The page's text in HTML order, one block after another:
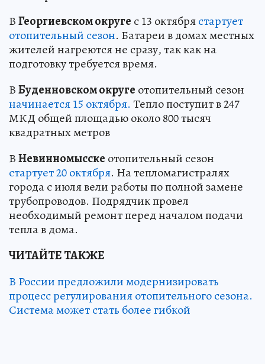
ВГеоргиевском округе с 13 октябрястартует
отопительный сезон. Батареи в домах местных
жителей нагреются не сразу, так как на
подготовку требуется время.
ВБуденновском округе отопительный сезон
начинается 15 октября. Тепло поступит в 247
МКД общей площадью около 800 тысяч
квадратных метров
ВНевинномысске отопительный сезон
стартует 20 октября. На тепломагистралях
города с июля вели работы по полной замене
трубопроводов. Подрядчик провел
необходимый ремонт перед началом подачи
тепла в дома.
ЧИТАЙТЕ ТАКЖЕ
В России предложили модернизировать
процесс регулирования отопительного сезона.
Система может стать более гибкой